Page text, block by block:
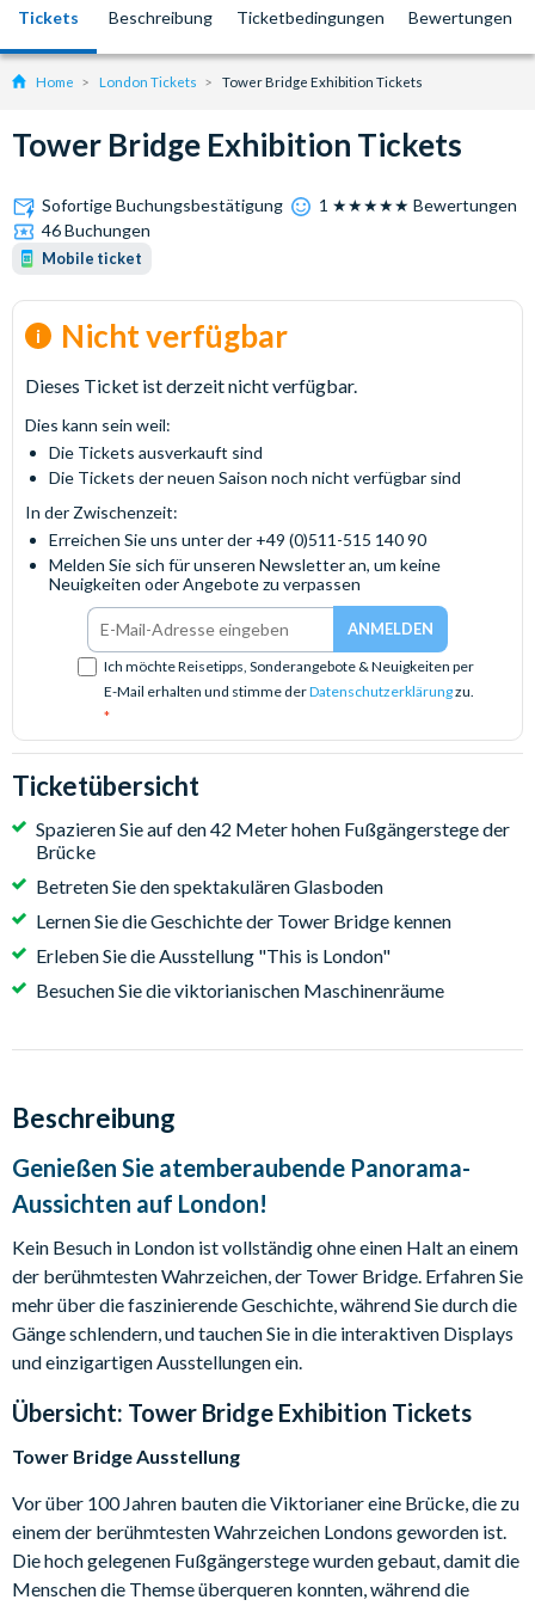
Tickets Beschreibung Ticketbedingungen Bewertungen
Home London Tickets Tower Bridge Exhibition Tickets
Tower Bridge Exhibition Tickets
Sofortige Buchungsbestätigung
1 ★★★★★ Bewertungen
46 Buchungen
Mobile ticket
Nicht verfügbar
Dieses Ticket ist derzeit nicht verfügbar.
Dies kann sein weil:
Die Tickets ausverkauft sind
Die Tickets der neuen Saison noch nicht verfügbar sind
In der Zwischenzeit:
Erreichen Sie uns unter der +49 (0)511-515 140 90
Melden Sie sich für unseren Newsletter an, um keine
Neuigkeiten oder Angebote zu verpassen
Ich möchte Reisetipps, Sonderangebote & Neuigkeiten per
E-Mail erhalten und stimme derDatenschutzerklärungzu.
Ticketübersicht
Spazieren Sie auf den 42 Meter hohen Fußgängerstege der
Brücke
Betreten Sie den spektakulären Glasboden
Lernen Sie die Geschichte der Tower Bridge kennen
Erleben Sie die Ausstellung "This is London"
Besuchen Sie die viktorianischen Maschinenräume
Beschreibung
Genießen Sie atemberaubende Panorama-
Aussichten auf London!
Kein Besuch in London ist vollständig ohne einen Halt an einem
der berühmtesten Wahrzeichen, der Tower Bridge. Erfahren Sie
mehr über die faszinierende Geschichte, während Sie durch die
Gänge schlendern, und tauchen Sie in die interaktiven Displays
und einzigartigen Ausstellungen ein.
Übersicht: Tower Bridge Exhibition Tickets
Tower Bridge Ausstellung
Vor über 100 Jahren bauten die Viktorianer eine Brücke, die zu
einem der berühmtesten Wahrzeichen Londons geworden ist.
Die hoch gelegenen Fußgängerstege wurden gebaut, damit die
Menschen die Themse überqueren konnten, während die